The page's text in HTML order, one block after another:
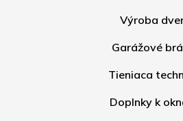
Výroba
Garážové
Tieniaca
Doplnky k